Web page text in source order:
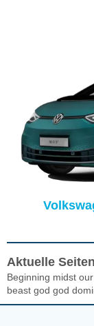
Aktuelle Seiten
Beginning midst
beast god god